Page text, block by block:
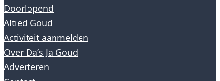
Doorlopend
Altied Goud
Activiteit aanmelden
Over Da’s Ja Goud
Adverteren